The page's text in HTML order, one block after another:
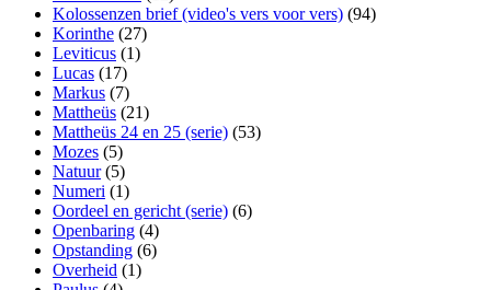
Kolossenzen brief (video's vers voor vers) (94)
Korinthe (27)
Leviticus (1)
Lucas (17)
Markus (7)
Mattheüs (21)
Mattheüs 24 en 25 (serie) (53)
Mozes (5)
Natuur(5)
Numeri (1)
Oordeel en gericht (serie) (6)
Openbaring (4)
Opstanding (6)
Overheid (1)